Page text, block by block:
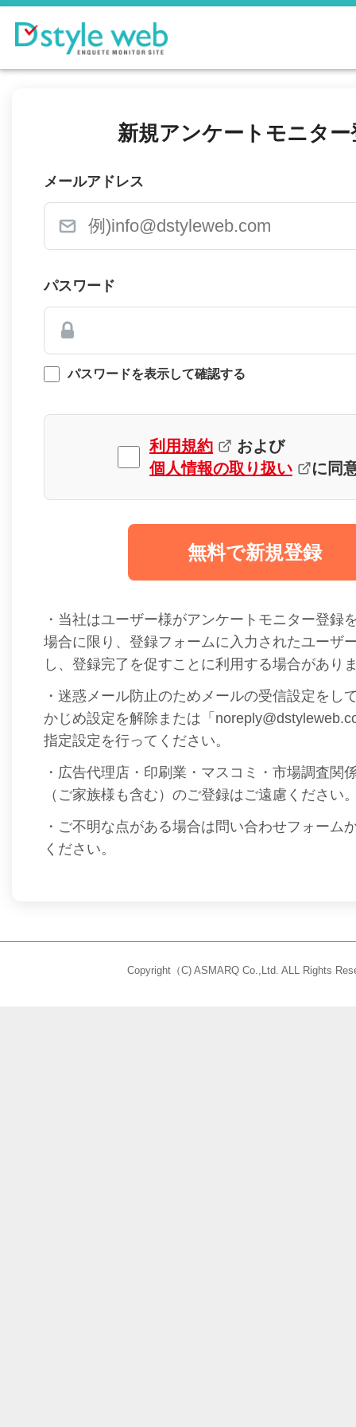
新規アンケートモニター
メールアドレス
パスワード
パスワードを表示して確認する
利用規約
および
個人情報の取り扱い
に同
無料で新規登録
・当社はユーザー様がアンケートモニター登録
場合に限り、登録フォームに入力されたユーザ
し、登録完了を促すことに利用する場合があり
・迷惑メール防止のためメールの受信設定をし
かじめ設定を解除または「
指定設定を行ってください。
・広告代理店・印刷業・マスコミ・市場調査関
（ご家族様も含む）のご登録はご遠慮ください
・ご不明な点がある場合は問い合わせフォーム
ください。
Copyright（C) ASMARQ Co.,Ltd. ALL Rights